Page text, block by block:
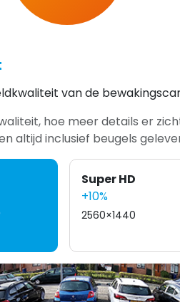
van de
hoe meer details er
altijd inclusief beugels
Super HD
+10%
2560×1440